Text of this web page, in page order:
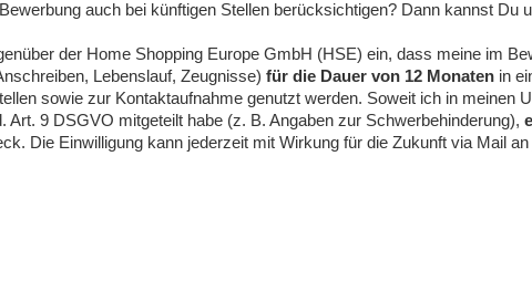
auch bei künftigen Stellen berücksichtigen? Dann kannst Du
der Home Shopping Europe GmbH (HSE) ein, dass meine im
Lebenslauf, Zeugnisse) für die Dauer von 12 Monaten in
sowie zur Kontaktaufnahme genutzt werden. Soweit ich in meinen
Art. 9 DSGVO mitgeteilt habe (z. B. Angaben zur Schwerbehinderung),
Die Einwilligung kann jederzeit mit Wirkung für die Zukunft via Mail an